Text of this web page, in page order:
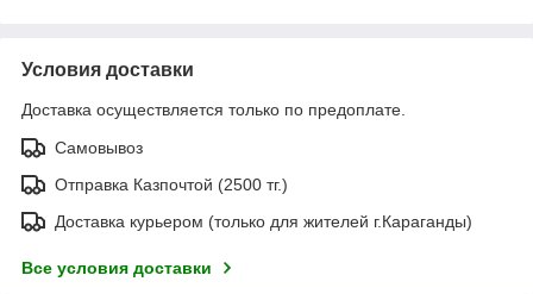
Условия доставки
Доставка осуществляется только по предоплате.
Самовывоз
Отправка Казпочтой (2500 тг.)
Доставка курьером (только для жителей г.Караганды)
Все условия доставки